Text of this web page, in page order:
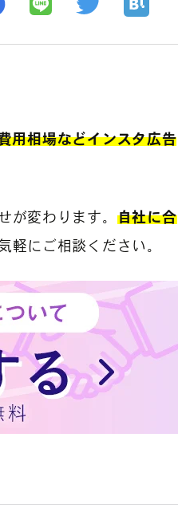
用相場などインスタ広告
が変わります。 自社に合
軽にご相談ください。